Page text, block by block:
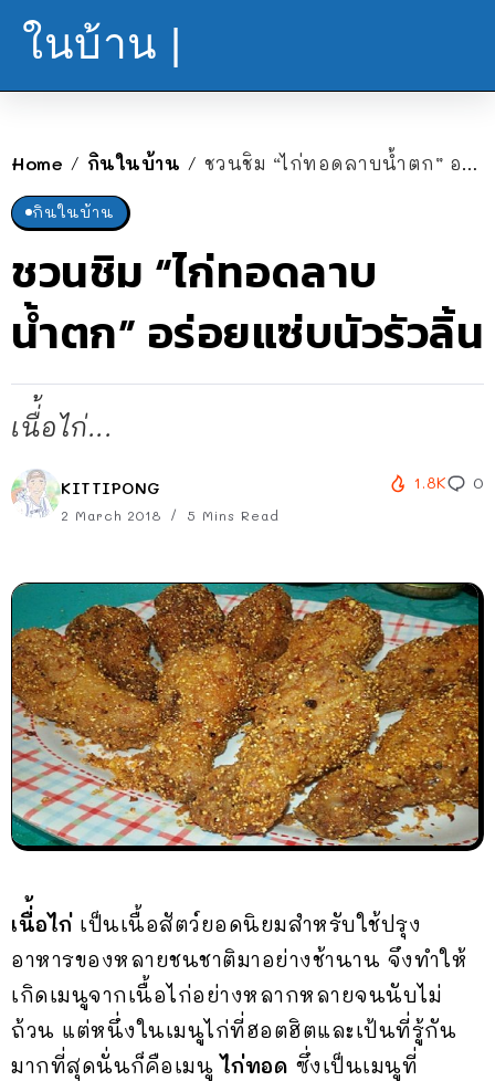
ในบ้าน |
Home / กินในบ้าน / ชวนชิม “ไก่ทอดลาบน้ำตก” อร่อยแซ่บนัวรัวลิ้น
กินในบ้าน
ชวนชิม “ไก่ทอดลาบ
น้ำตก” อร่อยแซ่บนัวรัวลิ้น
เนื่้อไก่...
KITTIPONG
2 March 2018 5 Mins Read
1.8K 0
เนื่้อไก่เป็นเนื้อสัตว์ยอดนิยมสำหรับใช้ปรุง
อาหารของหลายชนชาติมาอย่างช้านาน จึงทำให้
เกิดเมนูจากเนื้อไก่อย่างหลากหลายจนนับไม่
ถ้วน แต่หนึ่งในเมนูไก่ที่ฮอตฮิตและเป้นที่รู้กัน
มากที่สุดนั่นก็คือเมนูไก่ทอด ซึ่งเป็นเมนูที่